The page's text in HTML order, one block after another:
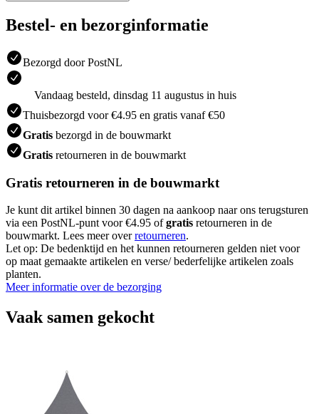
Bestel- en bezorginformatie
Bezorgd door PostNL
Vandaag besteld, dinsdag 11 augustus in huis
Thuisbezorgd voor €4.95 en gratis vanaf €50
Gratis bezorgd in de bouwmarkt
Gratis retourneren in de bouwmarkt
Gratis retourneren in de bouwmarkt
Je kunt dit artikel binnen 30 dagen na aankoop naar ons terugsturen
via een PostNL-punt voor €4.95 ofgratis retourneren in de
bouwmarkt. Lees meer overretourneren.
Let op: De bedenktijd en het kunnen retourneren gelden niet voor
op maat gemaakte artikelen en verse/ bederfelijke artikelen zoals
planten.
Meer informatie over de bezorging
Vaak samen gekocht